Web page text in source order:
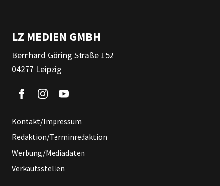
LZ MEDIEN GMBH
Bernhard Göring Straße 152
04277 Leipzig
Kontakt/Impressum
Redaktion/Terminredaktion
Werbung/Mediadaten
Verkaufsstellen